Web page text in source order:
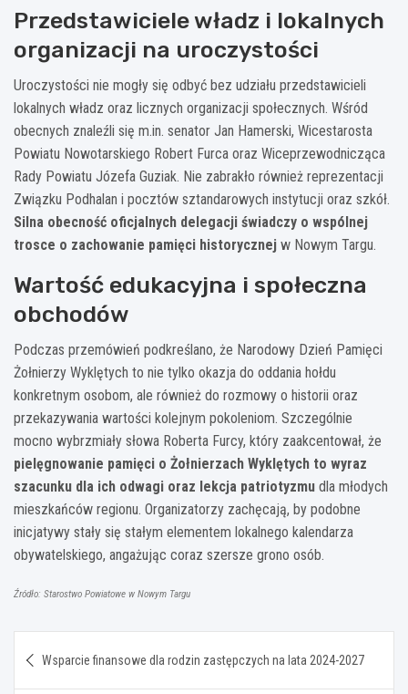
Przedstawiciele władz i lokalnych
organizacji na uroczystości
Uroczystości nie mogły się odbyć bez udziału przedstawicieli
lokalnych władz oraz licznych organizacji społecznych. Wśród
obecnych znaleźli się m.in. senator Jan Hamerski, Wicestarosta
Powiatu Nowotarskiego Robert Furca oraz Wiceprzewodnicząca
Rady Powiatu Józefa Guziak. Nie zabrakło również reprezentacji
Związku Podhalan i pocztów sztandarowych instytucji oraz szkół.
Silna obecność oficjalnych delegacji świadczy o wspólnej
trosce o zachowanie pamięci historycznej w Nowym Targu.
Wartość edukacyjna i społeczna
obchodów
Podczas przemówień podkreślano, że Narodowy Dzień Pamięci
Żołnierzy Wyklętych to nie tylko okazja do oddania hołdu
konkretnym osobom, ale również do rozmowy o historii oraz
przekazywania wartości kolejnym pokoleniom. Szczególnie
mocno wybrzmiały słowa Roberta Furcy, który zaakcentował, że
pielęgnowanie pamięci o Żołnierzach Wyklętych to wyraz
szacunku dla ich odwagi oraz lekcja patriotyzmu dla młodych
mieszkańców regionu. Organizatorzy zachęcają, by podobne
inicjatywy stały się stałym elementem lokalnego kalendarza
obywatelskiego, angażując coraz szersze grono osób.
Źródło: Starostwo Powiatowe w Nowym Targu
wpisu
Wsparcie finansowe dla rodzin zastępczych na lata 2024-2027